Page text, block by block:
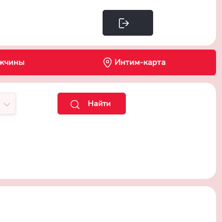
Интим-карта
Найти